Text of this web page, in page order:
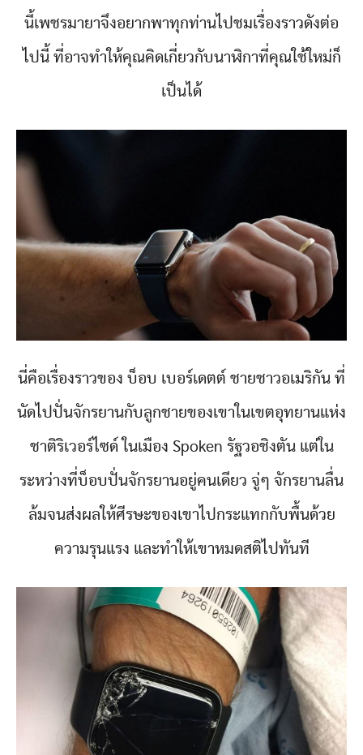
นี้เพชรมายาจึงอยากพาทุกท่านไปชมเรื่องราวดังต่อ
ไปนี้ ที่อาจทำให้คุณคิดเกี่ยวกับนาฬิกาที่คุณใช้ใหม่ก็
เป็นได้
นี่คือเรื่องราวของ บ็อบ เบอร์เดตต์ ชายชาวอเมริกัน ที่
นัดไปปั่นจักรยานกับลูกชายของเขาในเขตอุทยานแห่ง
ชาติริเวอร์ไซด์ ในเมือง Spoken รัฐวอชิงตัน แต่ใน
ระหว่างที่บ็อบปั่นจักรยานอยู่คนเดียว จู่ๆ จักรยานลื่น
ล้มจนส่งผลให้ศีรษะของเขาไปกระแทกกับพื้นด้วย
ความรุนแรง และทำให้เขาหมดสติไปทันที